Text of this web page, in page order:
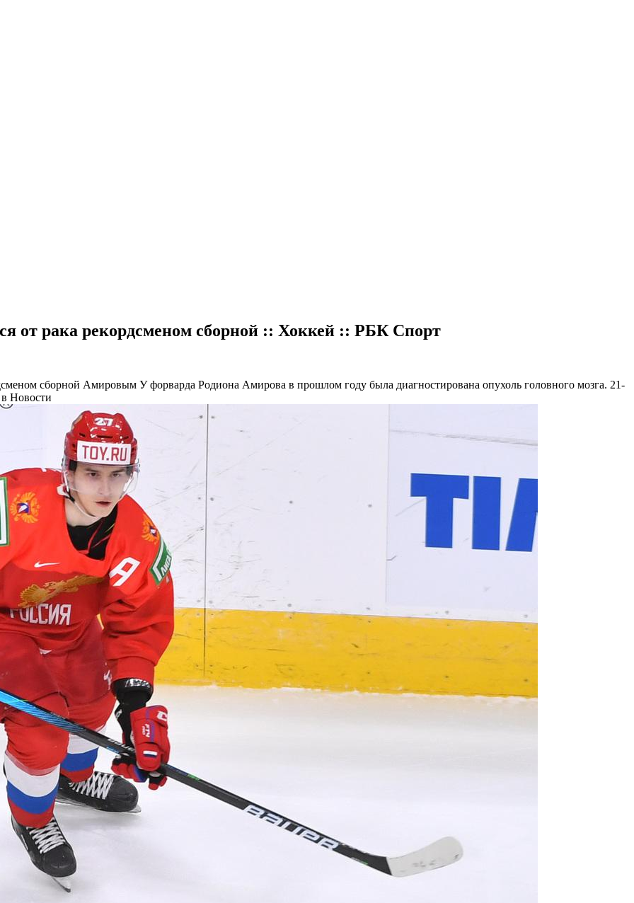
от рака рекордсменом сборной :: Хоккей :: РБК Спорт
сборной Амировым У форварда Родиона Амирова в прошлом году была диагностирована опухоль головного мозга. 21-
Новости